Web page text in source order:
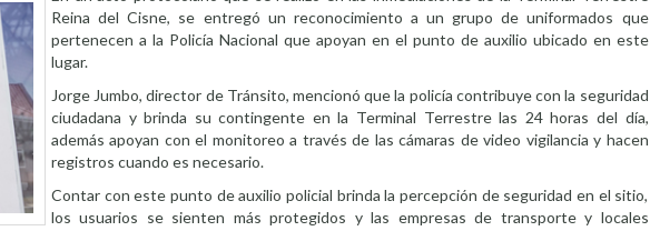
Reina del Cisne, se entregó un reconocimiento a un grupo de uniformados que
pertenecen a la Policía Nacional que apoyan en el punto de auxilio ubicado en este
lugar.
Jorge Jumbo, director de Tránsito, mencionó que la policía contribuye con la seguridad
ciudadana y brinda su contingente en la Terminal Terrestre las 24 horas del día,
además apoyan con el monitoreo a través de las cámaras de video vigilancia y hacen
registros cuando es necesario.
Contar con este punto de auxilio policial brinda la percepción de seguridad en el sitio,
los usuarios se sienten más protegidos y las empresas de transporte y locales